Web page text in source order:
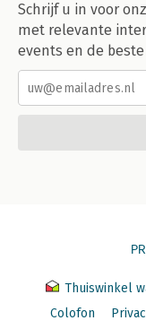
Schrijf u in voor
met relevante
events en de
Thuiswinkel
Colofon